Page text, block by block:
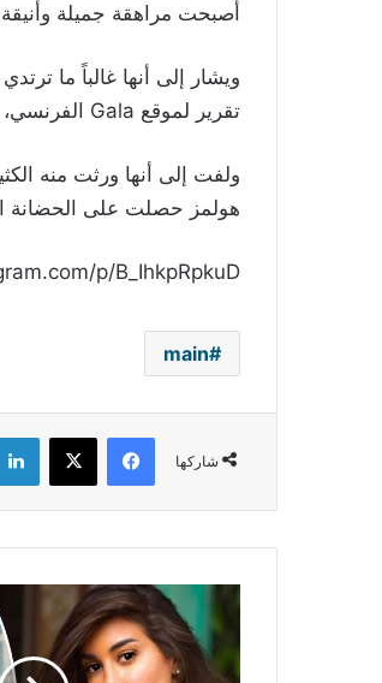
أصبحت مراهقة جميلة
ويشار إلى أنها غالباً ما
تقرير لموقع Gala الفرنسي، منذ ما يقرب من الأربع سنوات.
ولفت إلى أنها ورثت منه
هولمز حصلت على الحضانة
p/B_IhkpRpkuD/
main
شاركها
فيسبوك ‫X
مُتّهمة
بتقليد